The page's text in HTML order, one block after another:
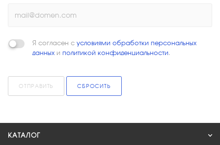
Я согласен с условиями обработки персональных
данных и политикой конфиденциальности.
ОТПРАВИТЬ СБРОСИТЬ
КАТАЛОГ